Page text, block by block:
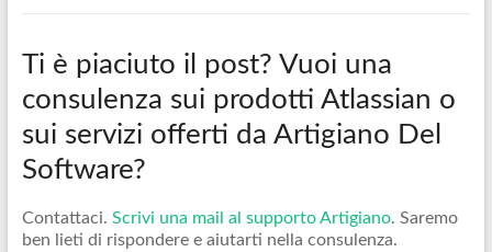
Ti è piaciuto il post? Vuoi una
consulenza sui prodotti Atlassian o
sui servizi offerti da Artigiano Del
Software?
Contattaci. Scrivi una mail al supporto Artigiano. Saremo
ben lieti di rispondere e aiutarti nella consulenza.